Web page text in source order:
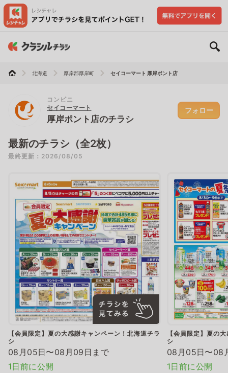
北海道 厚岸郡厚岸町 セイコーマート 厚岸ポント店
コンビニ
セイコーマート
厚岸ポント店のチラシ
フォロー
最新のチラシ（全2枚）
最終更新：2026/08/05
【会員限定】夏の大感謝キャンペーン！北海道チラ
シ
08月05日〜08月09日まで
1日前に公開
【会員限定】夏の
シ
08月05日〜08
1日前に公開